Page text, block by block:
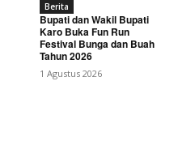
Berita
Bupati dan Wakil Bupati
Karo Buka Fun Run
Festival Bunga dan Buah
Tahun 2026
1 Agustus 2026